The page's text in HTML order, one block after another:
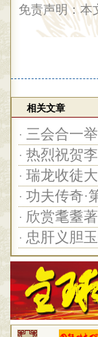
免责声明：本
相关文章
· 三会合一
· 热烈祝贺
· 瑞龙收徒
· 功夫传奇·
· 欣赏耄耋
· 忠肝义胆